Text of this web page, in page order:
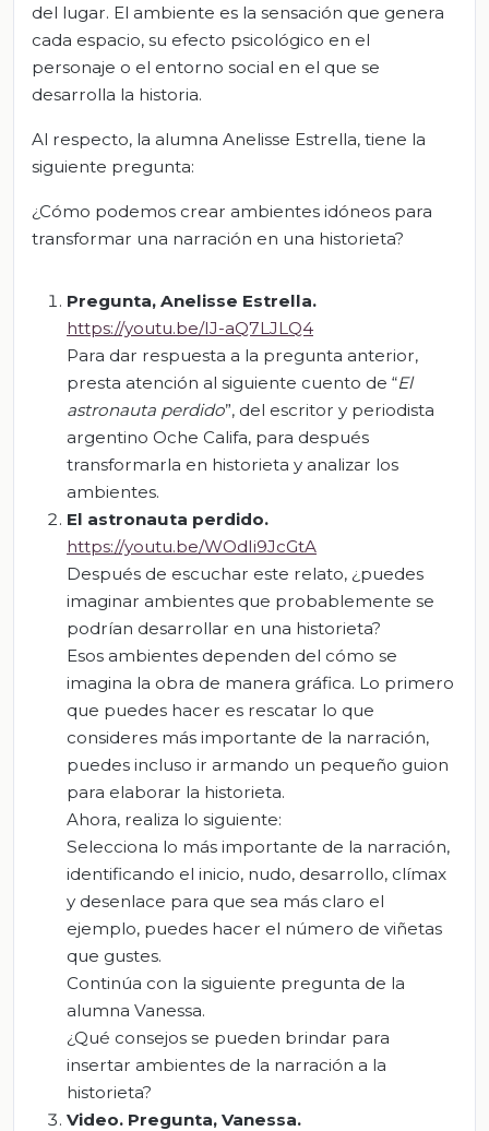
del lugar. El ambiente es la sensación que genera
cada espacio, su efecto psicológico en el
personaje o el entorno social en el que se
desarrolla la historia.
Al respecto, la alumna Anelisse Estrella, tiene la
siguiente pregunta:
¿Cómo podemos crear ambientes idóneos para
transformar una narración en una historieta?
Pregunta, Anelisse Estrella.
https://youtu.be/IJ-aQ7LJLQ4
Para dar respuesta a la pregunta anterior,
presta atención al siguiente cuento de “El
astronauta perdido”, del escritor y periodista
argentino Oche Califa, para después
transformarla en historieta y analizar los
ambientes.
El astronauta perdido.
https://youtu.be/WOdIi9JcGtA
Después de escuchar este relato, ¿puedes
imaginar ambientes que probablemente se
podrían desarrollar en una historieta?
Esos ambientes dependen del cómo se
imagina la obra de manera gráfica. Lo primero
que puedes hacer es rescatar lo que
consideres más importante de la narración,
puedes incluso ir armando un pequeño guion
para elaborar la historieta.
Ahora, realiza lo siguiente:
Selecciona lo más importante de la narración,
identificando el inicio, nudo, desarrollo, clímax
y desenlace para que sea más claro el
ejemplo, puedes hacer el número de viñetas
que gustes.
Continúa con la siguiente pregunta de la
alumna Vanessa.
¿Qué consejos se pueden brindar para
insertar ambientes de la narración a la
historieta?
Video. Pregunta, Vanessa.